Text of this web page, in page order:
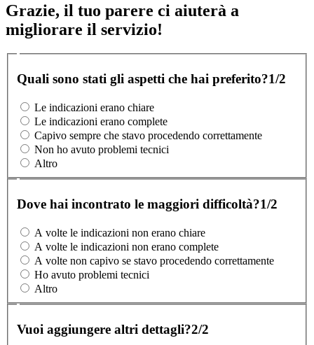
Grazie, il tuo parere ci aiuterà a
migliorare il servizio!
Quali sono stati gli aspetti che hai preferito?1/2
Le indicazioni erano chiare
Le indicazioni erano complete
Capivo sempre che stavo procedendo correttamente
Non ho avuto problemi tecnici
Altro
Dove hai incontrato le maggiori difficoltà?1/2
A volte le indicazioni non erano chiare
A volte le indicazioni non erano complete
A volte non capivo se stavo procedendo correttamente
Ho avuto problemi tecnici
Altro
Vuoi aggiungere altri dettagli?2/2